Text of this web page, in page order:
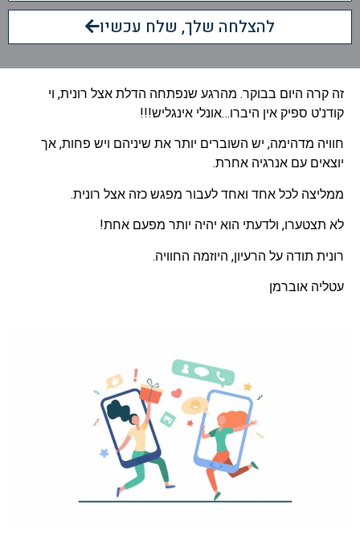
להצלחה שלך, שלח עכשיו
זה קרה היום בבוקר. מהרגע שנפתחה הדלת אצל רונית, וי
קודנ'ט ספיק אין היברו…אונלי אינגליש!!!
חוויה מדהימה, יש השוברים יותר את שיניהם ויש פחות, אך
יוצאים עם אנרגיה אחרת.
ממליצה לכל אחד ואחד לעבור מפגש כזה אצל רונית.
לא תצטערו, ולדעתי הוא יהיה יותר מפעם אחת!
רונית תודה על הרעיון, היוזמה החוויה.
עטליה אוברמן